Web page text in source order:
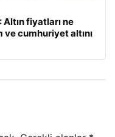
Altın fiyatları ne
ve cumhuriyet altını